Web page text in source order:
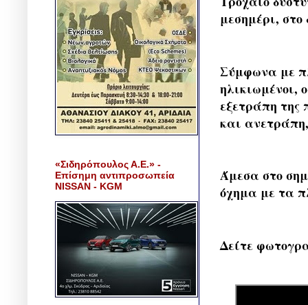
μεσημέρι,
Σύμφωνα με
ηλικιωμένοι,
εξετράπη της
και
Άμεσα στο
όχημα με τα
Δείτε
«Σιδηρόπουλος Α.Ε.» -
Επίσημη αντιπροσωπεία
NISSAN - KGM